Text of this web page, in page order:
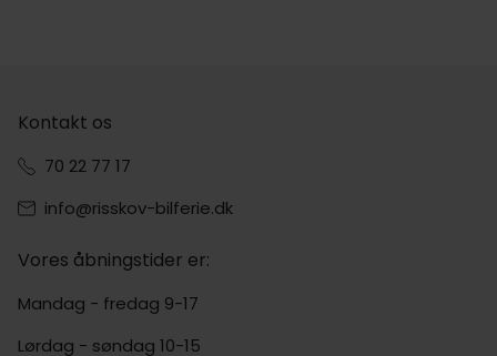
Kontakt os
70 22 77 17
info@risskov-bilferie.dk
Vores åbningstider er:
Mandag - fredag 9-17
Lørdag - søndag 10-15